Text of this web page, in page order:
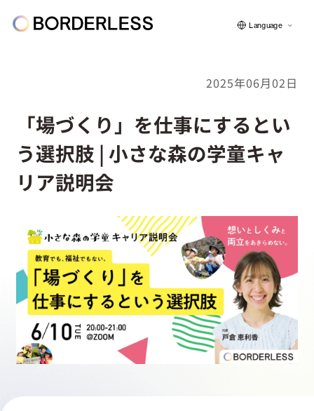
ボーダレスについて
グループの仕組み
ソーシャルビジネス
フェロー紹介
採用情報
Language
2025年06月02日
「場づくり」を仕事にするとい
う選択肢 | 小さな森の学童キャ
リア説明会